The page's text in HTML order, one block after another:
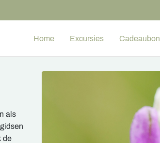
Home Excursies Cadeaubon
als
de